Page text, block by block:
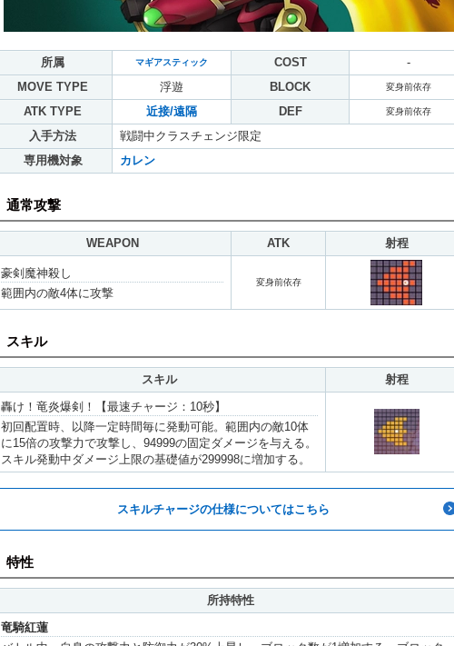
所属 マギアスティック COST
-
MOVE TYPE
浮遊 BLOCK 変身前依存
ATK TYPE 近接/遠隔 DEF 変身前依存
入手方法
戦闘中クラスチェンジ限定
専用機対象
カレン
通常攻撃
WEAPON ATK 射程
豪剣魔神殺し
範囲内の敵4体に攻撃
変身前依存
スキル
スキル
射程
轟け！竜炎爆剣！【最速チャージ：10秒】
初回配置時、以降一定時間毎に発動可能。範囲内の敵10体
に15倍の攻撃力で攻撃し、94999の固定ダメージを与える。
スキル発動中ダメージ上限の基礎値が299998に増加する。
スキルチャージの仕様についてはこちら
特性
所持特性
竜騎紅蓮